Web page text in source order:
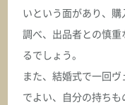
いという面があり、
調べ、出品者との慎
るでしょう。
また、結婚式で一回
でよい、自分の持ち